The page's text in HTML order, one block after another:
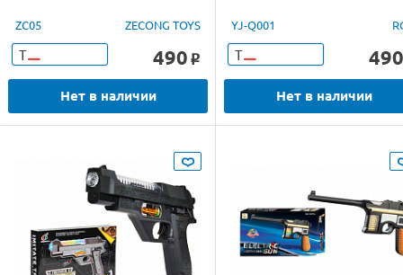
ZC05 ZECONG TOYS
Т 490 o
Нет в наличии
YJ-Q001
Т 490
Нет в наличии